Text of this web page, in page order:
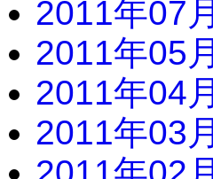
2011年07月
2011年05月
2011年04月
2011年03月